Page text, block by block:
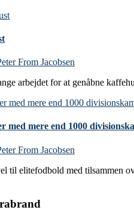
From Jacobsen
arbejdet for at genåbne
mere end 1000
From Jacobsen
til elitefodbold med tilsammen